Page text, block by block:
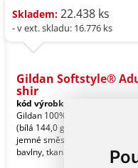
Skladem: 22.438 ks
- v ext. skladu: 16.776 ks
Gildan Softstyle®
shir
kód výrobku:
Gildan 100% U.S. bavlna, 153,0
(bílá 144,0 g/m2). Vyrobeno z
jemné směsi bavlny Ringspun a
bavlny, tkanina s v